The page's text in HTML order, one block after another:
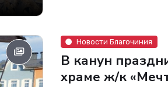
Новости Благочиния
В канун
храме ж/к